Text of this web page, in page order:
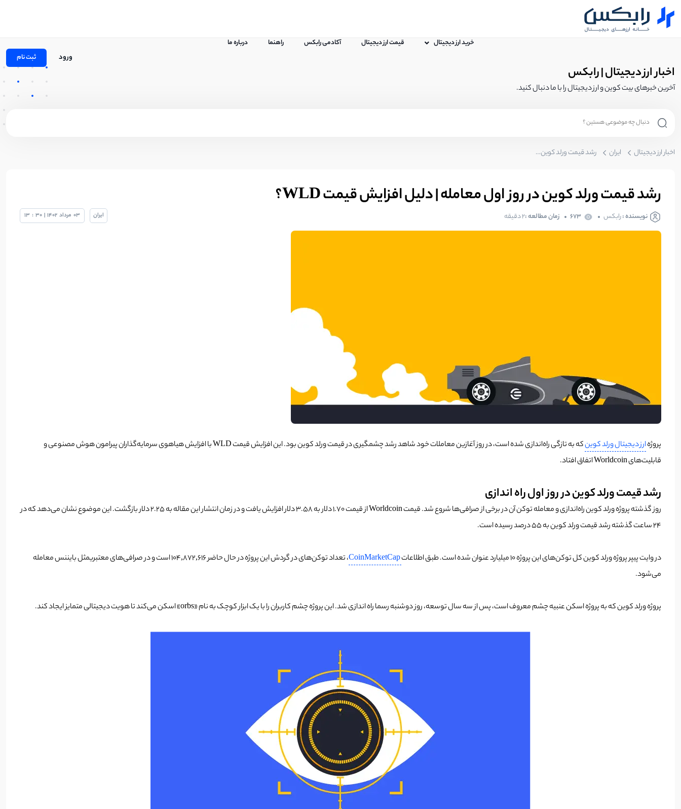
خرید ارز دیجیتال قیمت ارز دیجیتال آکادمی رابکس راهنما درباره ما
ورود ثبت نام
اخبار ارز دیجیتال | رابکس
آخرین خبرهای بیت کوین و ارز دیجیتال را با ما دنبال کنید.
اخبار ارز دیجیتال ایران رشد قیمت ورلد کوین در روز اول معامله | دلیل افزایش قیمت WLD؟
رشد قیمت ورلد کوین در روز اول معامله | دلیل افزایش قیمت WLD؟
نویسنده :رابکس 673 زمان مطالعه :2 دقیقه ایران 03 مرداد 1402
|
30
:
13
پروژهارز دیجیتال ورلد کوین
که به تازگی راه‌اندازی شده است، در روز آغازین معاملات خود شاهد رشد چشمگیری در قیمت ورلد کوین بود. این افزایش قیمت WLD با افزایش هیاهوی سرمایه‌گذاران پیرامون هوش مصنوعی و
قابلیت‌‌های Worldcoin اتفاق افتاد.
رشد قیمت ورلد کوین در روز اول راه اندازی
روز گذشته پروژه ورلد کوین راه‌اندازی و معامله توکن آن در برخی از صرافی‌ها شروع شد. قیمت Worldcoin از قیمت 1.70 دلار به 3.58 دلار افزایش یافت و در زمان انتشار این مقاله به 2.25 دلار بازگشت. این موضوع نشان می‌دهد که در
24 ساعت گذشته رشد قیمت ورلد کوین به 55 درصد رسیده است.
در وایت پیپر پروژه ورلد کوین کل توکن‌های این پروژه 10 میلیارد عنوان شده است. طبق اطلاعات
، تعداد توکن‌های در گردش این پروژه در حال حاضر 104,872,616 است و در صرافی‌های معتبریمثل بایننس معامله
می‌شود.
پروژه ورلد کوین که به پروژه اسکن عنبیه چشم معروف است، پس از سه سال توسعه، روز دوشنبه رسما راه اندازی شد. این پروژه چشم کاربران را با یک ابزار کوچک به نام «orbs» اسکن می‌کند تا هویت دیجیتالی متمایز ایجاد کند.